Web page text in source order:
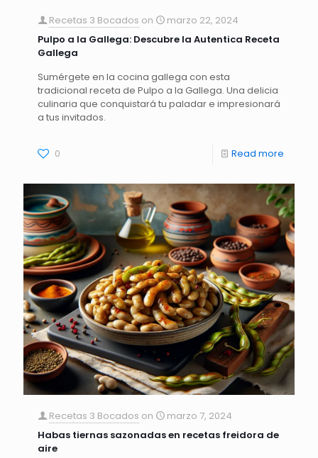
Recetas 3 Bocados on
marzo 22, 2024
Pulpo a la Gallega: Descubre la Autentica Receta
Gallega
Sumérgete en la cocina gallega con esta
tradicional receta de Pulpo a la Gallega. Una delicia
culinaria que conquistará tu paladar e impresionará
a tus invitados.
0 Read more
Recetas 3 Bocados on
marzo 7, 2024
Habas tiernas sazonadas en recetas freidora de
aire